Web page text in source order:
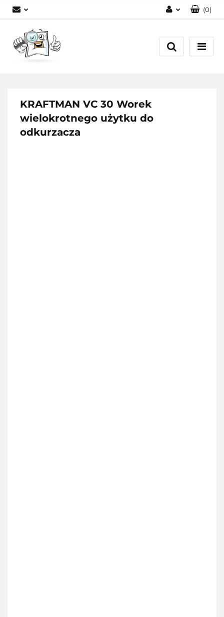
Zarejestruj się
(0)
KRAFTMAN VC 30 Worek
wielokrotnego użytku do
odkurzacza